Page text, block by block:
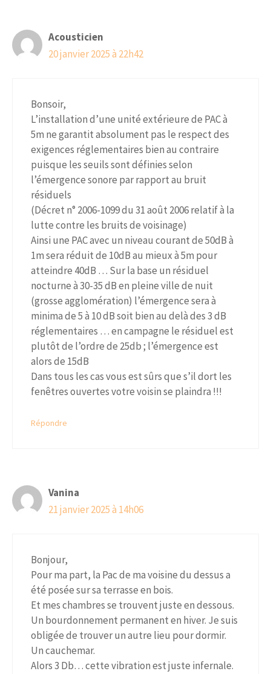
Acousticien
20 janvier 2025 à 22h42
Bonsoir,
L’installation d’une unité extérieure de PAC à
5m ne garantit absolument pas le respect des
exigences réglementaires bien au contraire
puisque les seuils sont définies selon
l’émergence sonore par rapport au bruit
résiduels
(Décret n° 2006-1099 du 31 août 2006 relatif à la
lutte contre les bruits de voisinage)
Ainsi une PAC avec un niveau courant de 50dB à
1m sera réduit de 10dB au mieux à 5m pour
atteindre 40dB … Sur la base un résiduel
nocturne à 30-35 dB en pleine ville de nuit
(grosse agglomération) l’émergence sera à
minima de 5 à 10 dB soit bien au delà des 3 dB
réglementaires … en campagne le résiduel est
plutôt de l’ordre de 25db ; l’émergence est
alors de 15dB
Dans tous les cas vous est sûrs que s’il dort les
fenêtres ouvertes votre voisin se plaindra !!!
Répondre
Vanina
21 janvier 2025 à 14h06
Bonjour,
Pour ma part, la Pac de ma voisine du dessus a
été posée sur sa terrasse en bois.
Et mes chambres se trouvent juste en dessous.
Un bourdonnement permanent en hiver. Je suis
obligée de trouver un autre lieu pour dormir.
Un cauchemar.
Alors 3 Db… cette vibration est juste infernale.